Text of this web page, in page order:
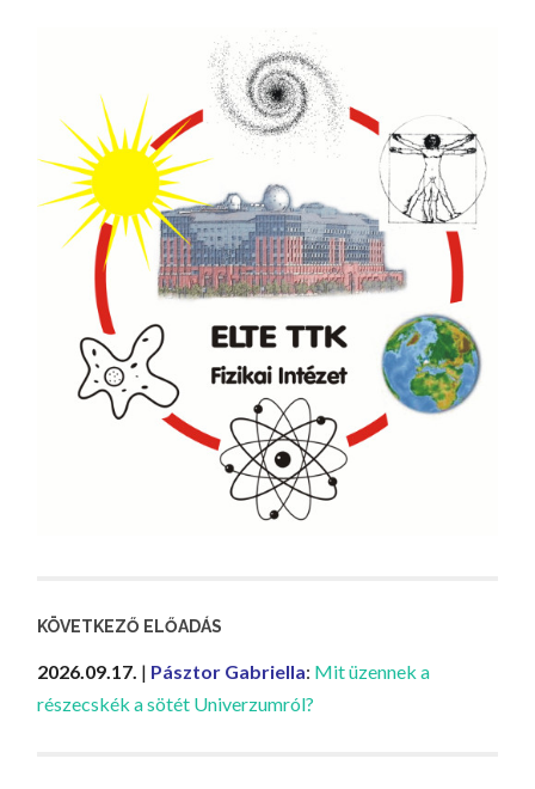
KÖVETKEZŐ ELŐADÁS
2026.09.17. | Pásztor Gabriella: Mit üzennek a
részecskék a sötét Univerzumról?